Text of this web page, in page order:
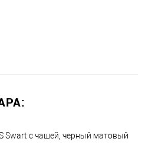
Swart с чашей, черный матовый